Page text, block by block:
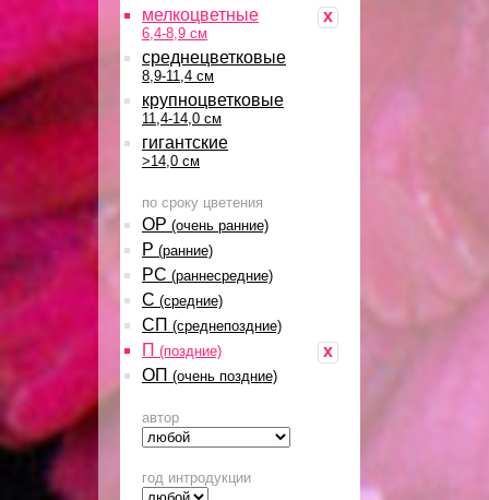
x
мелкоцветные
6,4-8,9 см
среднецветковые
8,9-11,4 см
крупноцветковые
11,4-14,0 см
гигантские
>14,0 см
по сроку цветения
ОР (очень ранние)
Р (ранние)
РС (раннесредние)
С (средние)
СП (среднепоздние)
x
П (поздние)
ОП (очень поздние)
автор
год интродукции